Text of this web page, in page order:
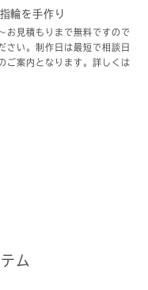
輪を手作り
お見積もりまで無料ですので
さい。制作日は最短で相談日
ご案内となります。詳しくは
ム